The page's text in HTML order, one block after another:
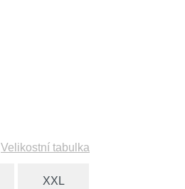
Velikostní tabulka
XXL